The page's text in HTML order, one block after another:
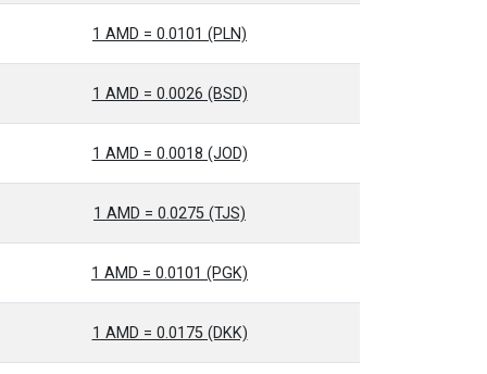
1 AMD = 0.0101 (PLN)
1 AMD = 0.0026 (BSD)
1 AMD = 0.0018 (JOD)
1 AMD = 0.0275 (TJS)
1 AMD = 0.0101 (PGK)
1 AMD = 0.0175 (DKK)